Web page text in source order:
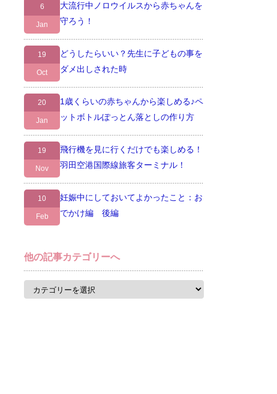
6
Jan
大流行中ノロウイルスから赤ちゃんを
守ろう！
19
Oct
どうしたらいい？先生に子どもの事を
ダメ出しされた時
20
Jan
1歳くらいの赤ちゃんから楽しめる♪ペ
ットボトルぽっとん落としの作り方
19
Nov
飛行機を見に行くだけでも楽しめる！
羽田空港国際線旅客ターミナル！
10
Feb
妊娠中にしておいてよかったこと：お
でかけ編 後編
他の記事カテゴリーへ
他